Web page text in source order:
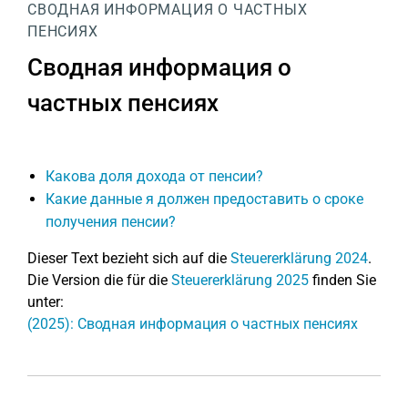
СВОДНАЯ ИНФОРМАЦИЯ О ЧАСТНЫХ
ПЕНСИЯХ
Сводная информация о
частных пенсиях
Какова доля дохода от пенсии?
Какие данные я должен предоставить о сроке
получения пенсии?
Dieser Text bezieht sich auf die Steuererklärung 2024.
Die Version die für die Steuererklärung 2025 finden Sie
unter:
(2025): Сводная информация о частных пенсиях